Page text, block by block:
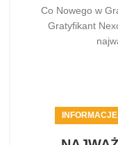
Co Nowego w
Gratyfikant